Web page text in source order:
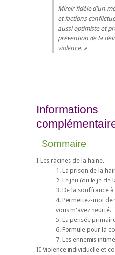
Miroir fidèle d'un
et factions
aussi optimiste et
prévention de la
violence.
Informations
Sommaire
I Les racines de la haine.
1. La prison de la
2. Le jeu (ou le je de
3. De la souffrance à
4. Permettez-moi
vous m'avez heurté.
5. La pensée
6. Formule pour la
7. Les ennemis
II Violence individuelle et